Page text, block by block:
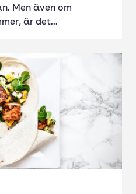
Men även om
är det...